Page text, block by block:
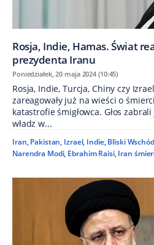
Rosja, Indie, Hamas. Świat
prezydenta Iranu
Poniedziałek, 20 maja 2024 (10:45)
Rosja, Indie, Turcja, Chiny czy
zareagowały już na wieści o
katastrofie śmigłowca. Głos
władz w...
Iran, Pakistan, Izrael, Indie, Bliski Wschód
Narendra Modi, Ebrahim Raisi, Iran